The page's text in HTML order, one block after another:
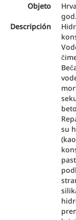
Objeto
god.
Descripción
su